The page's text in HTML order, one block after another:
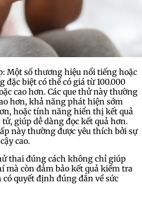
Một số thương hiệu nổi tiếng hoặc
đặc biệt có thể có giá từ 100.000
cao hơn. Các que thử này thường
hơn, khả năng phát hiện sớm
hoặc tính năng hiển thị kết quả
giúp dễ dàng đọc kết quả hơn.
này thường được yêu thích bởi sự
cao.
thai đúng cách không chỉ giúp
mà còn đảm bảo kết quả kiểm tra
quyết định đúng đắn về sức